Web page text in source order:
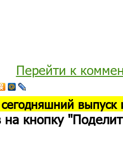
Перейти к
выпуск
кнопку